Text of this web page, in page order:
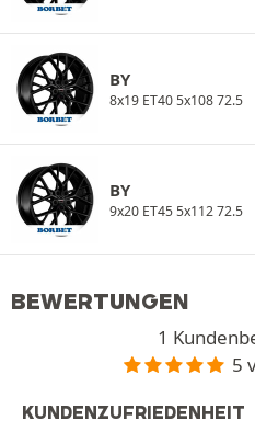
BY
8x19 ET40 5x108 72.5
BY
9x20 ET45 5x112 72.5
BEWERTUNGEN
1
5
KUNDENZUFRIEDENHEIT